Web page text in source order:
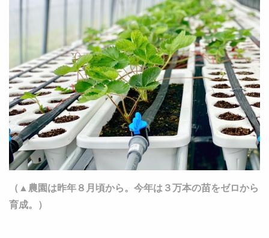
（▲農園は昨年８月頃から。今年は３万本の苗をゼロから
育成。）